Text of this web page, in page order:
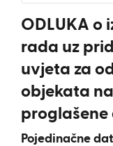
ODLUKA o
rada uz
uvjeta za
objekata
proglašene
Pojedinačne